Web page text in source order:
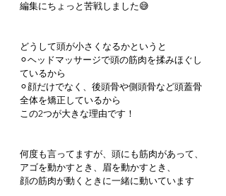
編集にちょっと苦戦しました😅
どうして頭が小さくなるかというと
⚪︎ヘッドマッサージで頭の筋肉を揉みほぐし
ているから
⚪︎顔だけでなく、後頭骨や側頭骨など頭蓋骨
全体を矯正しているから
この2つが大きな理由です！
何度も言ってますが、頭にも筋肉があって、
アゴを動かすとき、眉を動かすとき、
顔の筋肉が動くときに一緒に動いています